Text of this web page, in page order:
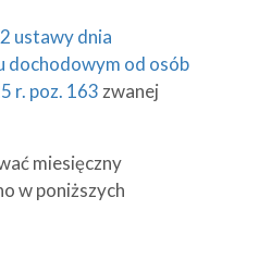
ustawy dnia
dochodowym od osób
r. poz. 163 zwanej
miesięczny
w poniższych